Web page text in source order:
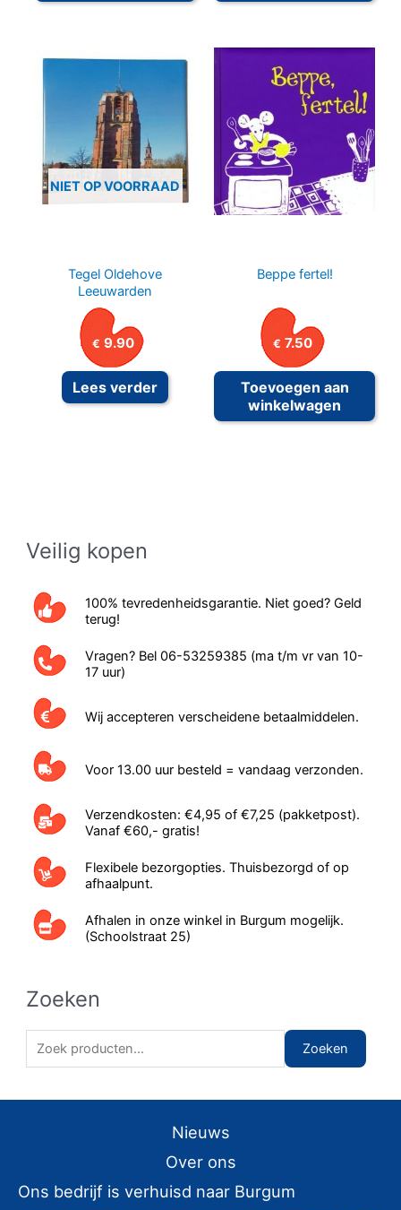
Veilig kopen
100% tevredenheidsgarantie. Niet goed? Geld
terug!
Vragen? Bel 06-53259385 (ma t/m vr van 10-
17 uur)
Wij accepteren verscheidene betaalmiddelen.
Voor 13.00 uur besteld = vandaag verzonden.
Verzendkosten: €4,95 of €7,25 (pakketpost).
Vanaf €60,- gratis!
Flexibele bezorgopties. Thuisbezorgd of op
afhaalpunt.
Afhalen in onze winkel in Burgum mogelijk.
(Schoolstraat 25)
Zoeken
o
n
Zoeken
NIET OP VOORRAAD
Tegel Oldehove
Leeuwarden
€ 9.90
Lees verder
Beppe fertel!
€ 7.50
Toevoegen aan
winkelwagen
Nieuws
Over ons
Ons bedrijf is verhuisd naar Burgum